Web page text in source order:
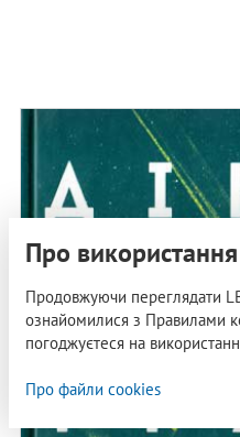
Про
Продовжуючи переглядати
ознайомилися з Правилами
погоджуєтеся на
Про файли cookies